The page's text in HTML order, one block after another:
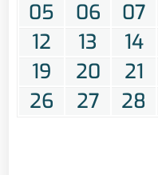
05 06 07
12
13 14
19
20 21
26
27 28